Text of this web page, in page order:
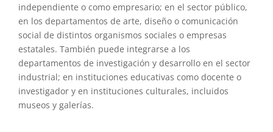
independiente o como empresario; en el sector público,
en los departamentos de arte, diseño o comunicación
social de distintos organismos sociales o empresas
estatales. También puede integrarse a los
departamentos de investigación y desarrollo en el sector
industrial; en instituciones educativas como docente o
investigador y en instituciones culturales, incluidos
museos y galerías.